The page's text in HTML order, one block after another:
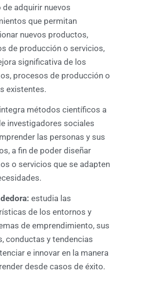
adquirir nuevos
que permitan
nuevos productos,
de producción o servicios,
significativa de los
procesos de producción o
existentes.
integra métodos científicos a
investigadores sociales
las personas y sus
a fin de poder diseñar
o servicios que se adapten
estudia las
de los entornos y
de emprendimiento, sus
conductas y tendencias
e innovar en la manera
desde casos de éxito.